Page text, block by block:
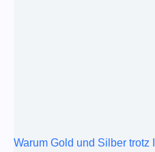
Warum Gold und Silber trotz